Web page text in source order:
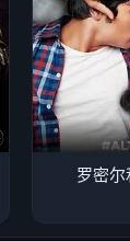
罗密